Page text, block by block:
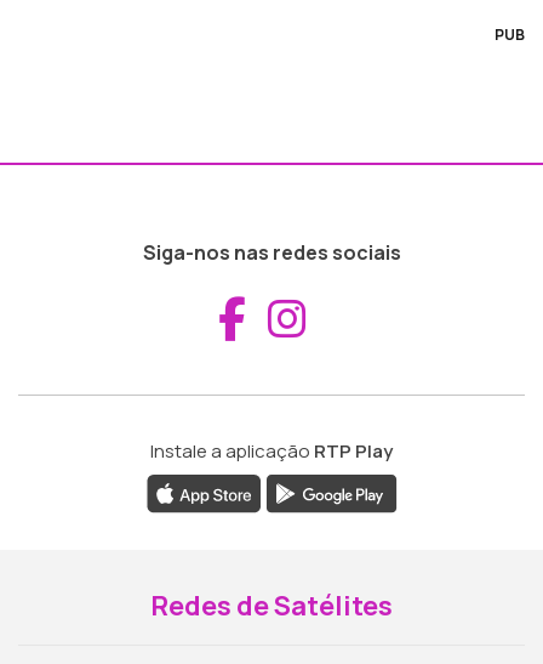
PUB
Siga-nos nas redes sociais
Aceder ao
Instale a aplicação RTP Play
Redes de Satélites